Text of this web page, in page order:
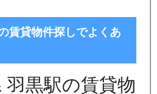
賃貸物件探しでよくあ
羽黒駅の賃貸物